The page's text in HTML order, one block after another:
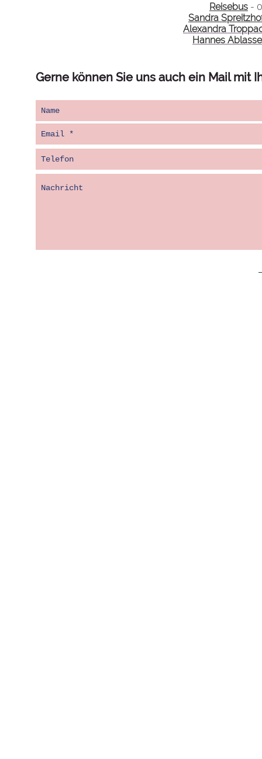
Reisebus -
Sandra
Alexandra
Hannes
Gerne können Sie uns auch ein Mail mit